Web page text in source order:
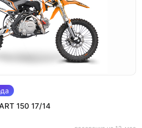
150 17/14